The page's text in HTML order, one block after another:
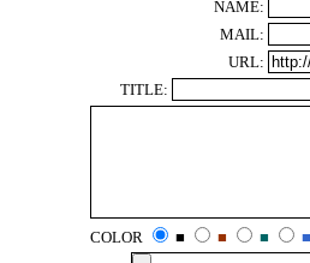
NAME:
MAIL:
URL:
TITLE:
COLOR ■ ■ ■
■